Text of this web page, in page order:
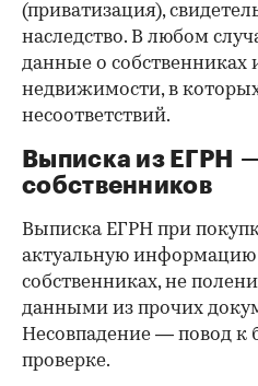
(приватизация),
наследство. В любом
данные о собственниках
недвижимости, в
несоответствий.
Выписка из ЕГРН
собственников
Выписка ЕГРН при
актуальную информацию
собственниках, не
данными из прочих
Несовпадение — повод к
проверке.